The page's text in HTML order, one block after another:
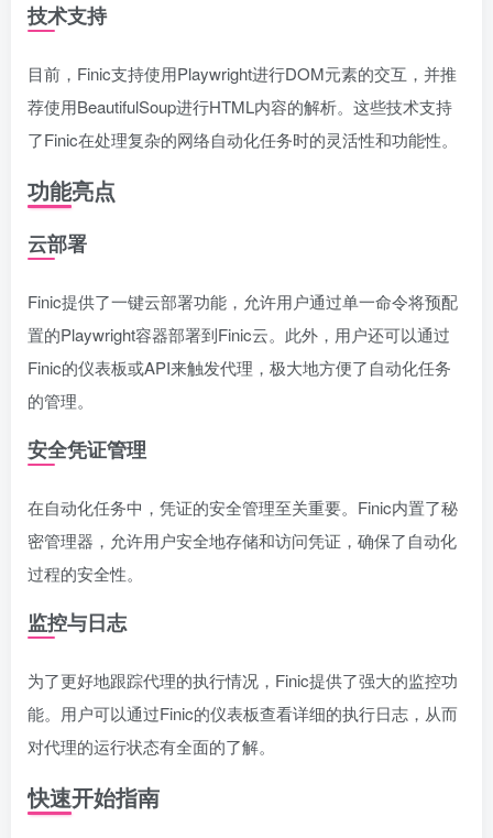
技术支持
目前，Finic支持使用Playwright进行DOM元素的交互，并推
荐使用BeautifulSoup进行HTML内容的解析。这些技术支持
了Finic在处理复杂的网络自动化任务时的灵活性和功能性。
功能亮点
云部署
Finic提供了一键云部署功能，允许用户通过单一命令将预配
置的Playwright容器部署到Finic云。此外，用户还可以通过
Finic的仪表板或API来触发代理，极大地方便了自动化任务
的管理。
安全凭证管理
在自动化任务中，凭证的安全管理至关重要。Finic内置了秘
密管理器，允许用户安全地存储和访问凭证，确保了自动化
过程的安全性。
监控与日志
为了更好地跟踪代理的执行情况，Finic提供了强大的监控功
能。用户可以通过Finic的仪表板查看详细的执行日志，从而
对代理的运行状态有全面的了解。
快速开始指南